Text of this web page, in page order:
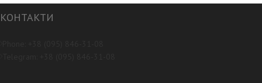
КОНТАКТИ